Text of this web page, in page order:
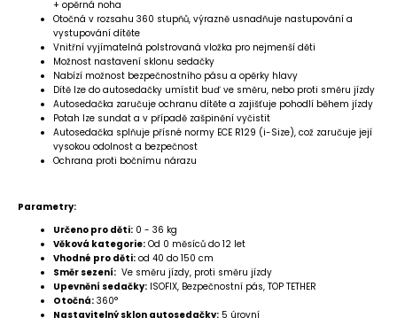
+ opěrná noha
Otočná v rozsahu 360 stupňů, výrazně usnadňuje nastupování a
vystupování dítěte
Vnitřní vyjímatelná polstrovaná vložka pro nejmenší děti
Možnost nastavení sklonu sedačky
Nabízí možnost bezpečnostního pásu a opěrky hlavy
Dítě lze do autosedačky umístit buď ve směru, nebo proti směru jízdy
Autosedačka zaručuje ochranu dítěte a zajišťuje pohodlí během jízdy
Potah lze sundat a v případě zašpinění vyčistit
Autosedačka splňuje přísné normy ECE R129 (i-Size), což zaručuje její
vysokou odolnost a bezpečnost
Ochrana proti bočnímu nárazu
Parametry:
Určeno pro děti: 0 - 36 kg
Věková kategorie: Od 0 měsíců do 12 let
Vhodné pro děti: od 40 do 150 cm
Směr sezení: Ve směru jízdy, proti směru jízdy
Upevnění sedačky: ISOFIX, Bezpečnostní pás, TOP TETHER
Otočná: 360°
Nastavitelný sklon autosedačky: 5 úrovní